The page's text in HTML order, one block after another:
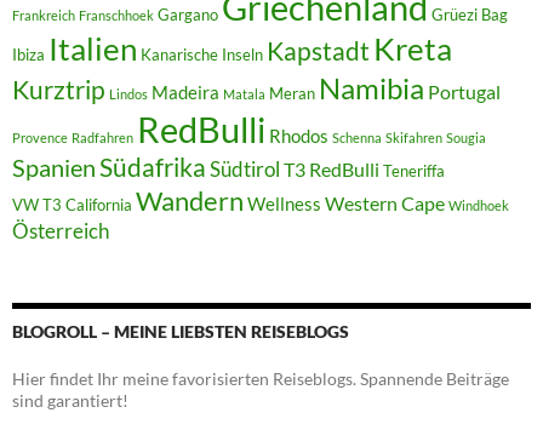
Frankreich Franschhoek Gargano Grüezi Bag
Ibiza Italien Kanarische Inseln Kapstadt Kreta
Kurztrip Lindos Madeira Matala Meran Namibia Portugal
Provence Radfahren RedBulli Rhodos Schenna Skifahren Sougia
SpanienSüdafrikaSüdtirol T3 RedBulli Teneriffa
VW T3 California Wandern Wellness Western Cape Windhoek
Österreich
BLOGROLL – MEINE LIEBSTEN REISEBLOGS
Hier findet Ihr meine favorisierten Reiseblogs. Spannende Beiträge
sind garantiert!